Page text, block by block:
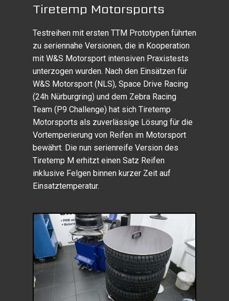
Tiretemp Motorsports
Testreihen mit ersten TTM Prototypen führten
zu seriennahe Versionen, die in Kooperation
mit W&S Motorsport intensiven Praxistests
unterzogen wurden. Nach den Einsätzen für
W&S Motorsport (NLS), Space Drive Racing
(24h Nürburgring) und dem Zebra Racing
Team (P9 Challenge) hat sich Tiretemp
Motorsports als zuverlässige Lösung für die
Vortemperierung von Reifen im Motorsport
bewährt. Die nun serienreife Version des
Tiretemp M erhitzt einen Satz Reifen
inklusive Felgen binnen kurzer Zeit auf
Einsatztemperatur.